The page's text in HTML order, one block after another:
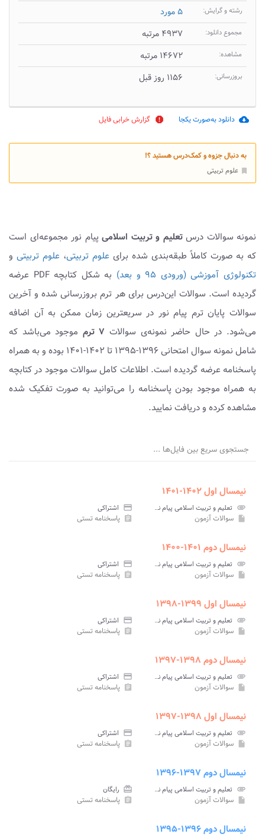
رشته و گرایش: ۵ مورد
مجموع دانلود: ۴۹۳۷ مرتبه
مشاهده: ۱۴۶۷۲ مرتبه
بروزرسانی: ۱۱۵۶ روز قبل
cloud_download دانلود به‌صورت یکجا report گزارش خرابی فایل
به دنبال جزوه و کمک‌درس هستید ؟!
علوم تربیتی
نمونه سوالات درستعلیم و تربیت اسلامی پیام نور مجموعه‌ای است
که به صورت کاملاً طبقه‌بندی شده برای علوم تربیتی، علوم تربیتی و
تکنولوژی آموزشی (ورودی ۹۵ و بعد)
به شکل کتابچه PDF عرضه
گردیده است. سوالات این‌درس برای هر ترم بروزرسانی شده و آخرین
سوالات پایان ترم پیام نور در سریعترین زمان ممکن به آن اضافه
می‌شود. در حال حاضر نمونه‌ی سوالات ۷ ترم
موجود می‌باشد که
شامل نمونه سوال امتحانی ۱۳۹۶-۱۳۹۵ تا ۱۴۰۲-۱۴۰۱ بوده و به همراه
پاسخنامه عرضه گردیده است. اطلاعات کامل سوالات موجود در کتابچه
به همراه موجود بودن پاسخنامه را می‌توانید به صورت تفکیک شده
مشاهده کرده و دریافت نمایید.
جستجوی سریع بین فایل‌ها ...
نیمسال اول ۱۴۰۲-۱۴۰۱
attachment تعلیم و تربیت اسلامی پیام نور credit_card اشتراکی
insert_drive_file سوالات آزمون assignment پاسخنامه تستی
نیمسال دوم ۱۴۰۱-۱۴۰۰
attachment تعلیم و تربیت اسلامی پیام نور credit_card اشتراکی
insert_drive_file سوالات آزمون assignment پاسخنامه تستی
نیمسال اول ۱۳۹۹-۱۳۹۸
attachment تعلیم و تربیت اسلامی پیام نور credit_card اشتراکی
insert_drive_file سوالات آزمون assignment پاسخنامه تستی
نیمسال دوم ۱۳۹۸-۱۳۹۷
attachment تعلیم و تربیت اسلامی پیام نور credit_card اشتراکی
insert_drive_file سوالات آزمون assignment پاسخنامه تستی
نیمسال اول ۱۳۹۸-۱۳۹۷
attachment تعلیم و تربیت اسلامی پیام نور credit_card اشتراکی
insert_drive_file سوالات آزمون assignment پاسخنامه تستی
نیمسال دوم ۱۳۹۷-۱۳۹۶
attachment تعلیم و تربیت اسلامی پیام نور card_giftcard رایگان
insert_drive_file سوالات آزمون assignment پاسخنامه تستی
نیمسال دوم ۱۳۹۶-۱۳۹۵